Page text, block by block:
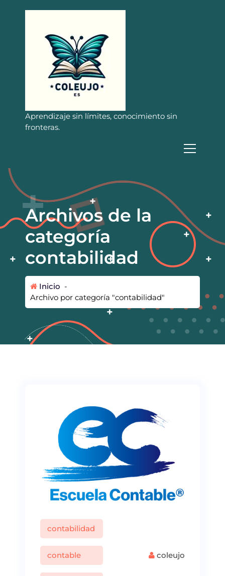
Aprendizaje sin límites, conocimiento sin
fronteras.
Archivos de la
categoría
contabilidad
Inicio -
Archivo por categoría "contabilidad"
contabilidad
contable coleujo